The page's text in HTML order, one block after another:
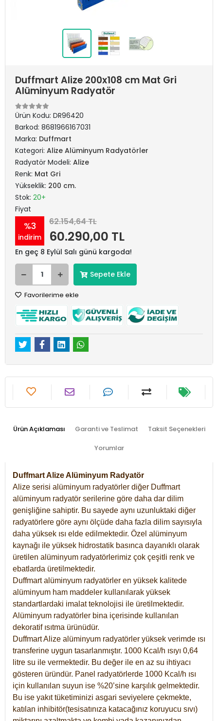
Duffmart Alize 200x108 cm Mat Gri
Alüminyum Radyatör
Ürün Kodu: DR96420
Barkod: 8681966167031
Marka: Duffmart
Kategori: Alize Alüminyum Radyatörler
Radyatör Modeli: Alize
Renk: Mat Gri
Yükseklik: 200 cm.
Stok: 20+
Fiyat
%3
indirim
62.154,64 TL
60.290,00 TL
En geç 8 Eylül Salı günü kargoda!
Sepete Ekle
Favorilerime ekle
Ürün Açıklaması Garanti ve Teslimat Taksit Seçenekleri
Yorumlar
Duffmart Alize Alüminyum Radyatör
Alize serisi alüminyum radyatörler diğer Duffmart
alüminyum radyatör serilerine göre daha dar dilim
genişliğine sahiptir. Bu sayede aynı uzunluktaki diğer
radyatörlere göre aynı ölçüde daha fazla dilim sayısıyla
daha yüksek ısı elde edilmektedir. Özel alüminyum
kaynağı ile yüksek hidrostatik basınca dayanıklı olarak
üretilen alüminyum radyatörlerimiz çok çeşitli renk ve
ebatlarda üretilmektedir.
Duffmart alüminyum radyatörler en yüksek kalitede
alüminyum ham maddeler kullanılarak yüksek
standartlardaki imalat teknolojisi ile üretilmektedir.
Alüminyum radyatörler bina içerisinde kullanılan
dekoratif ısıtma ürünüdür.
Duffmart Alize alüminyum radyatörler yüksek verimde ısı
transferine uygun tasarlanmıştır. 1000 Kcal/h ısıyı 0,64
litre su ile vermektedir. Bu değer ile en az su ihtiyacı
gösteren üründür. Panel radyatörlerde 1000 Kcal/h ısı
için kullanılan suyun ise %20’sine karşılık gelmektedir.
Bu ise yakıt tüketiminizi asgari seviyelere çekmekte,
katılan inhibitör(tesisatınıza katacağınız koruyucu sıvı)